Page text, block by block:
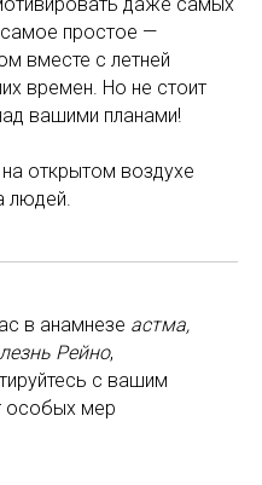
простое —
вместе с летней
времен. Но не стоит
вашими планами!
открытом воздухе
людей.
в анамнезе астма,
Рейно,
с вашим
особых мер